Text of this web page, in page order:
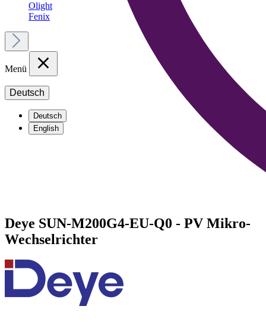
Olight
Fenix
Menü
Deutsch
Deutsch
English
Deye SUN-M200G4-EU-Q0 - PV Mikro-
Wechselrichter